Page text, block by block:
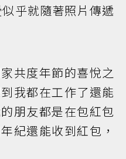
似乎就隨著照片傳遞
共度年節的喜悅之
我都在工作了還能
朋友都是在包紅包
紀還能收到紅包，